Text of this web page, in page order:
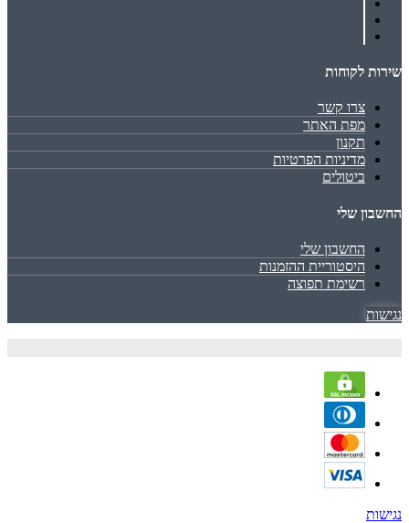
שירות לקוחות
צרו קשר
מפת האתר
תקנון
מדיניות הפרטיות
ביטולים
החשבון שלי
החשבון שלי
היסטוריית ההזמנות
רשימת תפוצה
נגישות
נגישות